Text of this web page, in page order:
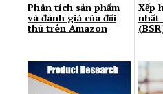
Phân tích sản phẩm
và đánh giá của đối
thủ trên Amazon
Xếp
nhất